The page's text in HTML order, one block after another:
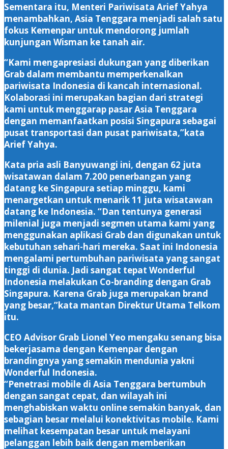
Sementara itu, Menteri Pariwisata Arief Yahya
menambahkan, Asia Tenggara menjadi salah satu
fokus Kemenpar untuk mendorong jumlah
kunjungan Wisman ke tanah air.
“Kami mengapresiasi dukungan yang diberikan
Grab dalam membantu memperkenalkan
pariwisata Indonesia di kancah internasional.
Kolaborasi ini merupakan bagian dari strategi
kami untuk menggarap pasar Asia Tenggara
dengan memanfaatkan posisi Singapura sebagai
pusat transportasi dan pusat pariwisata,”kata
Arief Yahya.
Kata pria asli Banyuwangi ini, dengan 62 juta
wisatawan dalam 7.200 penerbangan yang
datang ke Singapura setiap minggu, kami
menargetkan untuk menarik 11 juta wisatawan
datang ke Indonesia. “Dan tentunya generasi
milenial juga menjadi segmen utama kami yang
menggunakan aplikasi Grab dan digunakan untuk
kebutuhan sehari-hari mereka. Saat ini Indonesia
mengalami pertumbuhan pariwisata yang sangat
tinggi di dunia. Jadi sangat tepat Wonderful
Indonesia melakukan Co-branding dengan Grab
Singapura. Karena Grab juga merupakan brand
yang besar,”kata mantan Direktur Utama Telkom
itu.
CEO Advisor Grab Lionel Yeo mengaku senang bisa
bekerjasama dengan Kemenpar dengan
brandingnya yang semakin mendunia yakni
Wonderful Indonesia.
“Penetrasi mobile di Asia Tenggara bertumbuh
dengan sangat cepat, dan wilayah ini
menghabiskan waktu online semakin banyak, dan
sebagian besar melalui konektivitas mobile. Kami
melihat kesempatan besar untuk melayani
pelanggan lebih baik dengan memberikan